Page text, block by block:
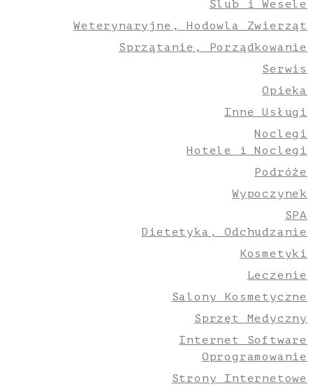
Ślub i Wesele
Weterynaryjne, Hodowla Zwierząt
Sprzątanie, Porządkowanie
Serwis
Opieka
Inne Usługi
Noclegi
Hotele i Noclegi
Podróże
Wypoczynek
SPA
Dietetyka, Odchudzanie
Kosmetyki
Leczenie
Salony Kosmetyczne
Sprzęt Medyczny
Internet Software
Oprogramowanie
Strony Internetowe